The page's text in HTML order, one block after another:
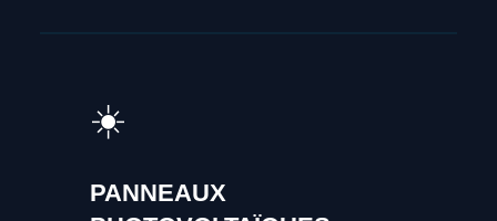
☀️
PANNEAUX